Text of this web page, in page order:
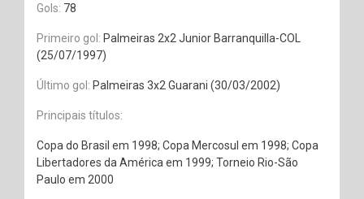
Gols: 78
Primeiro gol: Palmeiras 2x2 Junior Barranquilla-COL
(25/07/1997)
Último gol: Palmeiras 3x2 Guarani (30/03/2002)
Principais títulos:
Copa do Brasil em 1998; Copa Mercosul em 1998; Copa
Libertadores da América em 1999; Torneio Rio-São
Paulo em 2000